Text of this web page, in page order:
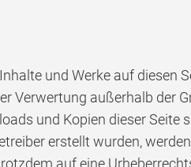
und Werke auf
Verwertung außerhalb der
und Kopien dieser
erstellt wurden,
auf eine